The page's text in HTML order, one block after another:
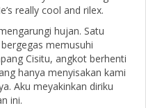
really cool and rilex.
hujan. Satu
memusuhi
Cisitu, angkot berhenti
hanya menyisakan kami
Aku meyakinkan diriku
ini.